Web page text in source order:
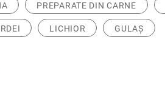
PREPARATE DIN CARNE
LICHIOR GULAȘ